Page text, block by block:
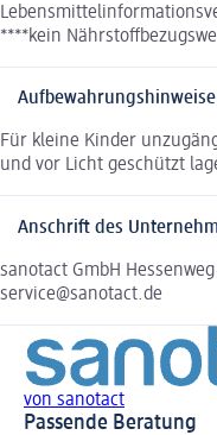
****kein
Aufbewahrungshinweise
Für kleine Kinder
und vor Licht geschützt
Anschrift des
sanotact GmbH
service@sanotact.de
von sanotact
Passende Beratung